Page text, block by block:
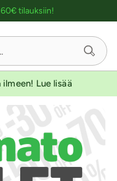
tilauksiin!
Lue lisää